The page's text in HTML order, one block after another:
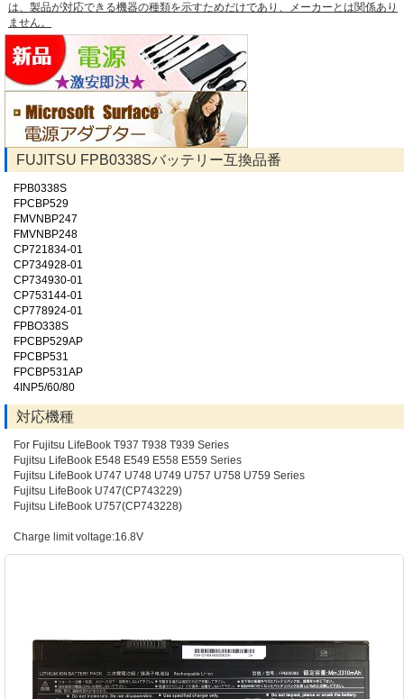
は、製品が対応できる機器の種類を示すためだけであり、メーカーとは関係あり
ません。
FUJITSU FPB0338Sバッテリー互換品番
FPB0338S
FPCBP529
FMVNBP247
FMVNBP248
CP721834-01
CP734928-01
CP734930-01
CP753144-01
CP778924-01
FPBO338S
FPCBP529AP
FPCBP531
FPCBP531AP
4INP5/60/80
対応機種
For Fujitsu LifeBook T937 T938 T939 Series
Fujitsu LifeBook E548 E549 E558 E559 Series
Fujitsu LifeBook U747 U748 U749 U757 U758 U759 Series
Fujitsu LifeBook U747(CP743229)
Fujitsu LifeBook U757(CP743228)
Charge limit voltage:16.8V